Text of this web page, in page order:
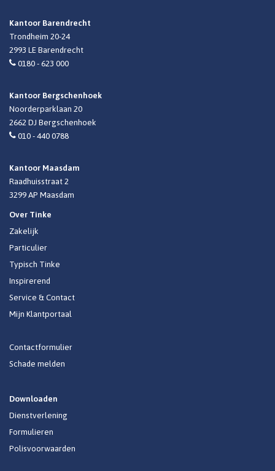
Kantoor Barendrecht
Trondheim 20-24
2993 LE Barendrecht
0180 - 623 000
Kantoor Bergschenhoek
Noorderparklaan 20
2662 DJ Bergschenhoek
010 - 440 0788
Kantoor Maasdam
Raadhuisstraat 2
3299 AP Maasdam
Over Tinke
Zakelijk
Particulier
Typisch Tinke
Inspirerend
Service & Contact
Mijn Klantportaal
Contactformulier
Schade melden
Downloaden
Dienstverlening
Formulieren
Polisvoorwaarden